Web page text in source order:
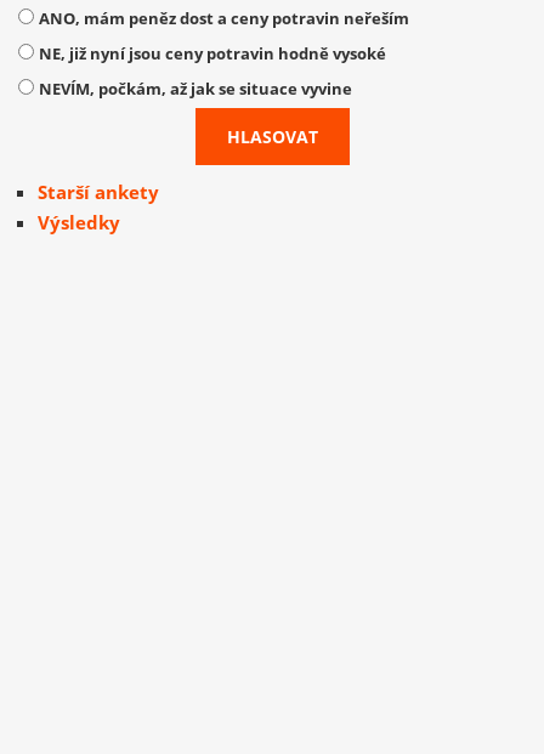
ANO, mám peněz dost a ceny potravin neřeším
NE, již nyní jsou ceny potravin hodně vysoké
NEVÍM, počkám, až jak se situace vyvine
Starší ankety
Výsledky